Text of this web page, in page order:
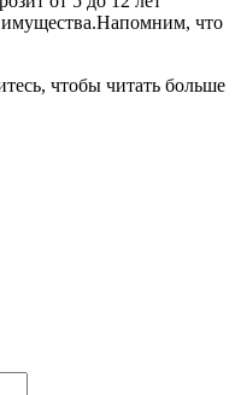
что
чтобы читать больше